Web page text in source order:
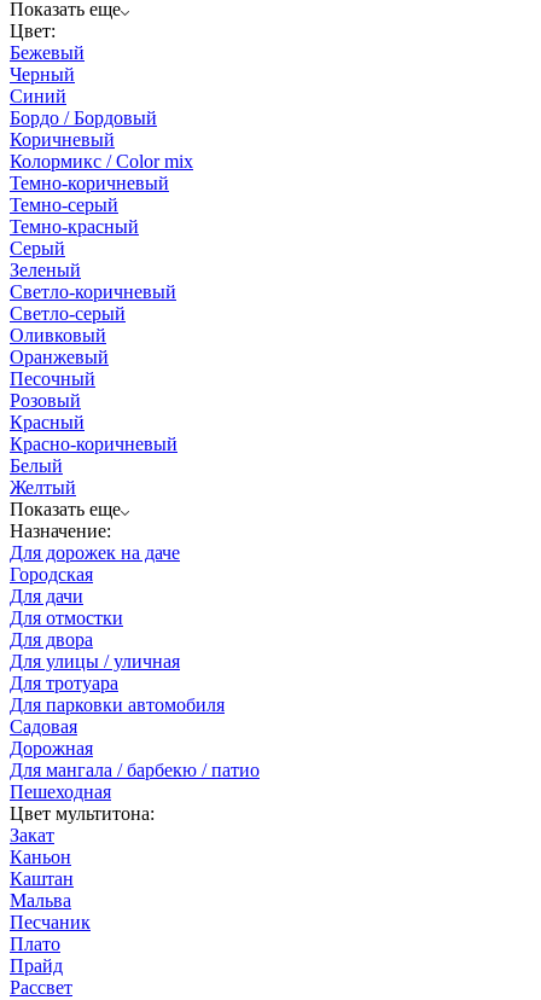
Показать еще
Цвет:
Бежевый
Черный
Синий
Бордо / Бордовый
Коричневый
Колормикс / Color mix
Темно-коричневый
Темно-серый
Темно-красный
Серый
Зеленый
Светло-коричневый
Светло-серый
Оливковый
Оранжевый
Песочный
Розовый
Красный
Красно-коричневый
Белый
Желтый
Показать еще
Назначение:
Для дорожек на даче
Городская
Для дачи
Для отмостки
Для двора
Для улицы / уличная
Для тротуара
Для парковки автомобиля
Садовая
Дорожная
Для мангала / барбекю / патио
Пешеходная
Цвет мультитона:
Закат
Каньон
Каштан
Мальва
Песчаник
Плато
Прайд
Рассвет